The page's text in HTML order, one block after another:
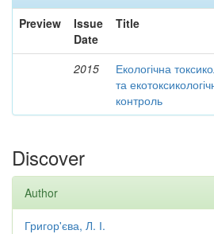
Preview
Issue
Date
Title
2015
Екологічна
та
контроль
Discover
Author
Григор'єва, Л. І.